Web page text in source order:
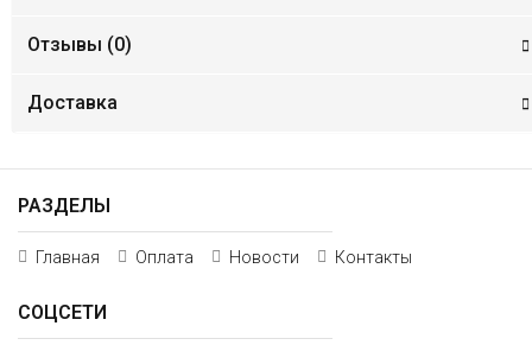
Отзывы (0)
Доставка
РАЗДЕЛЫ
Главная Оплата Новости Контакты
СОЦСЕТИ